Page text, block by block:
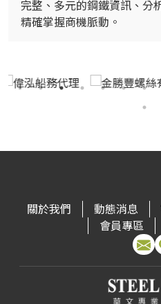
完整、多元的鋼鐵資訊、分
精確掌握商機脈動。
關於我們 動態消息
會員專區